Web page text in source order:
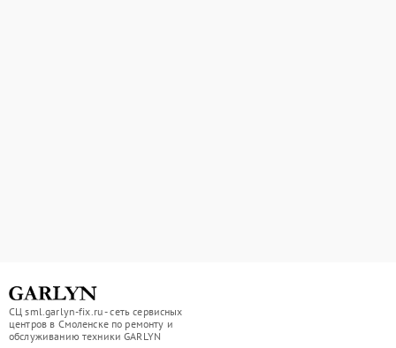
СЦ sml.garlyn-fix.ru - сеть сервисных
центров в Смоленске по ремонту и
обслуживанию техники GARLYN